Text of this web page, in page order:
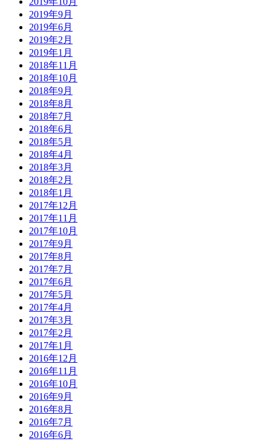
2019年9月
2019年6月
2019年2月
2019年1月
2018年11月
2018年10月
2018年9月
2018年8月
2018年7月
2018年6月
2018年5月
2018年4月
2018年3月
2018年2月
2018年1月
2017年12月
2017年11月
2017年10月
2017年9月
2017年8月
2017年7月
2017年6月
2017年5月
2017年4月
2017年3月
2017年2月
2017年1月
2016年12月
2016年11月
2016年10月
2016年9月
2016年8月
2016年7月
2016年6月